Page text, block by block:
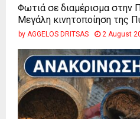
Φωτιά σε διαμέρισμα στην
Μεγάλη κινητοποίηση της
by AGGELOS DRITSAS 2 August